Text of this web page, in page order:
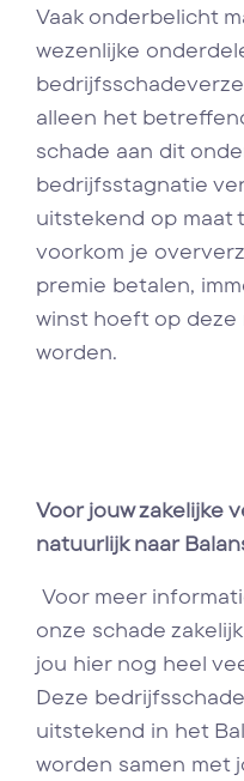
Vaak onderbelicht
wezenlijke
alleen het
schade aan dit
bedrijfsstagnatie
uitstekend op maat
voorkom je
premie betalen,
winst hoeft op deze
worden.
Voor jouw zakelijke
natuurlijk naar
Voor meer
onze schade
jou hier nog heel
Deze
uitstekend in het
worden samen met